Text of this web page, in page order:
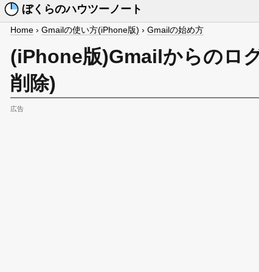
ぼくらのハウツーノート
Home › Gmailの使い方(iPhone版) › Gmailの始め方
(iPhone版)Gmailからのロ
削除)
広告